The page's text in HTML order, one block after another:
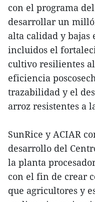
con el programa
desarrollar un
alta calidad y bajas
incluidos el
cultivo resilientes
eficiencia
trazabilidad y el
arroz resistentes a
SunRice y ACIAR
desarrollo del
la planta
con el fin de crear
que agricultores y